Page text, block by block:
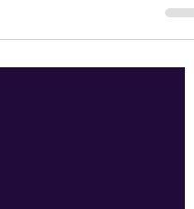
im Freizeitpark Langfort das
& BEATS – und der Ticketverkauf